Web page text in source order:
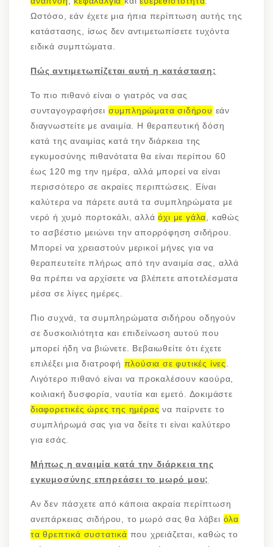
Ωστόσο, εάν έχετε μια ήπια περίπτωση αυτής της
κατάστασης, ίσως δεν αντιμετωπίσετε τυχόντα
ειδικά συμπτώματα.
Πώς αντιμετωπίζεται αυτή η κατάσταση;
Το πιο πιθανό είναι ο γιατρός να σας
συνταγογραφήσει συμπληρώματα σιδήρου εάν
διαγνωστείτε με αναιμία. Η θεραπευτική δόση
κατά της αναιμίας κατά την διάρκεια της
εγκυμοσύνης πιθανότατα θα είναι περίπου 60
έως 120 mg την ημέρα, αλλά μπορεί να είναι
περισσότερο σε ακραίες περιπτώσεις. Είναι
καλύτερα να πάρετε αυτά τα συμπληρώματα με
νερό ή χυμό πορτοκάλι, αλλάόχι με γάλα , καθώς
το ασβέστιο μειώνει την απορρόφηση σιδήρου.
Μπορεί να χρειαστούν μερικοί μήνες για να
θεραπευτείτε πλήρως από την αναιμία σας, αλλά
θα πρέπει να αρχίσετε να βλέπετε αποτελέσματα
μέσα σε λίγες ημέρες.
Πιο συχνά, τα συμπληρώματα σιδήρου οδηγούν
σε δυσκοιλιότητα και επιδείνωση αυτού που
μπορεί ήδη να βιώνετε. Βεβαιωθείτε ότι έχετε
επιλέξει μια διατροφή πλούσια σε φυτικές ίνες
Λιγότερο πιθανό είναι να προκαλέσουν καούρα,
κοιλιακή δυσφορία, ναυτία και εμετό. Δοκιμάστε
διαφορετικές ώρες της ημέρας να παίρνετε το
συμπλήρωμά σας για να δείτε τι είναι καλύτερο
για εσάς.
Μήπως η αναιμία κατά την διάρκεια της
εγκυμοσύνης επηρεάσει το μωρό μου;
Αν δεν πάσχετε από κάποια ακραία περίπτωση
ανεπάρκειας σιδήρου, το μωρό σας θα λάβει όλα
τα θρεπτικά συστατικά που χρειάζεται, καθώς το